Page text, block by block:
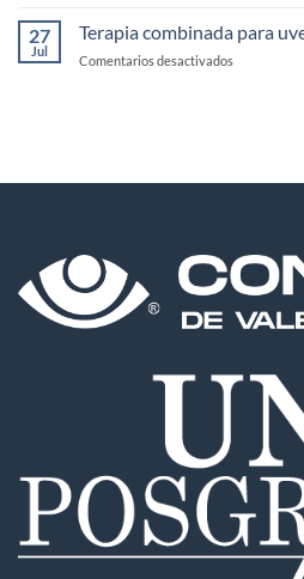
en
Behçet
27
Jul
Terapia combinada para
Comentarios desactivados
Behçet